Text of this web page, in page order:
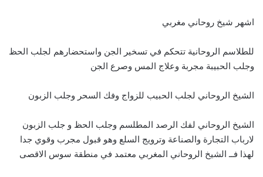
اشهر شيخ روحاني مغربي
للطلاسم الروحانية تتحكم في تسخير الجن واستحضارهم لجلب الحظ
وجلب الحبيبة مجربة وعلاج المس وصرع الجن
الشيخ الروحاني لجلب الحبيب للزواج وفك السحر وجلب الزبون
الشيخ الروحاني لفك الرصد المطلسم وجلب الحظ و جلب الزبون
لارباب التجارة والصناعة وترويج السلع وهو قبول مجرب وقوي جدا
لهذا فــ الشيخ الروحاني المغربي معتمد في منطقة سوس الاقصى